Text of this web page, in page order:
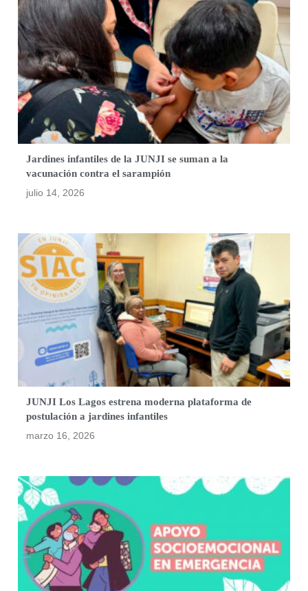
Jardines infantiles de la JUNJI se suman a la
vacunación contra el sarampión
julio 14, 2026
JUNJI Los Lagos estrena moderna plataforma de
postulación a jardines infantiles
marzo 16, 2026